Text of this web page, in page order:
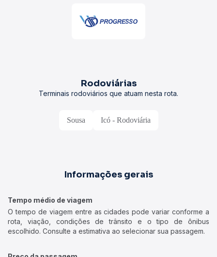
Rodoviárias
Terminais rodoviários que atuam nesta rota.
Sousa Icó - Rodoviária
Informações gerais
Tempo médio de viagem
O tempo de viagem entre as cidades pode variar conforme a
rota, viação, condições de trânsito e o tipo de ônibus
escolhido. Consulte a estimativa ao selecionar sua passagem.